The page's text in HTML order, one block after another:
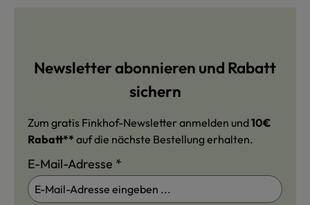
Newsletter abonnieren und Rabatt
sichern
Zum gratis Finkhof-Newsletter anmelden und10€
Rabatt** auf die nächste Bestellung erhalten.
E-Mail-Adresse *